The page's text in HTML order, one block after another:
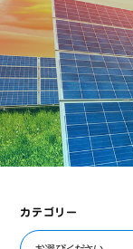
カテゴリー